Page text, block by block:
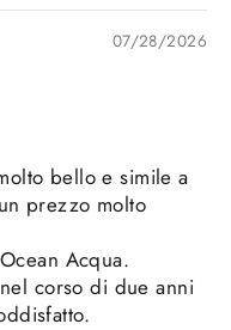
07/28/2026
bello e simile a
prezzo molto
Acqua.
corso di due anni